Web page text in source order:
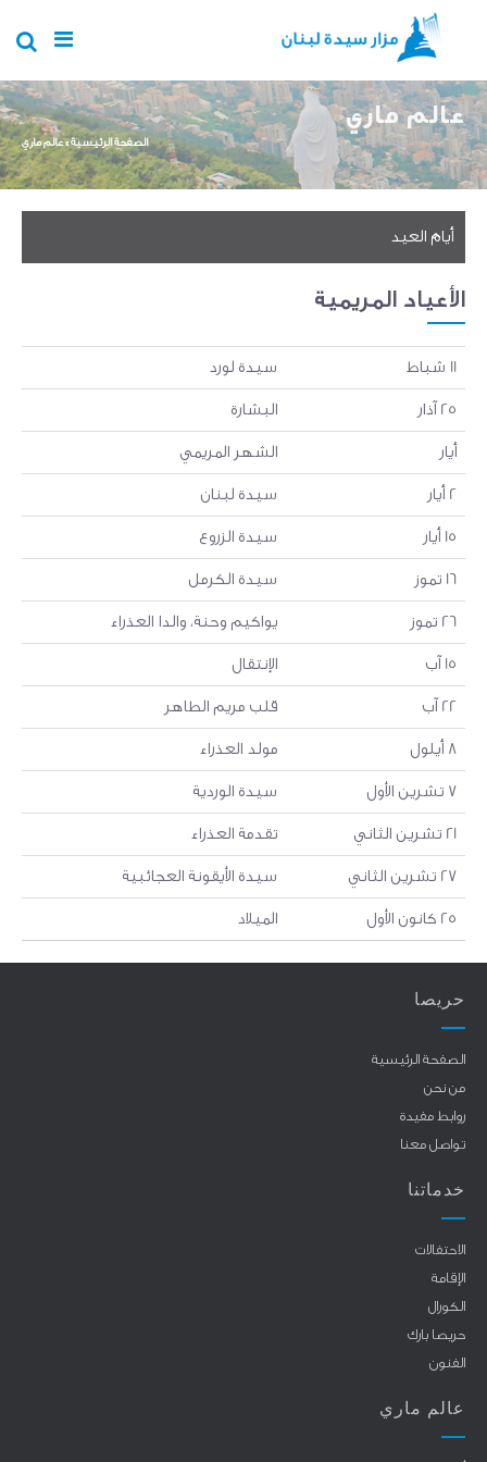
Skip to main content
عالم ماري
You are here الصفحة الرئيسية»عالم ماري
أيام العيد
الأعياد المريمية
11 شباط سيدة لورد
25 آذار البشارة
أيار الشهر المريمي
2 أيار سيدة لبنان
15 أيار سيدة الزروع
16 تموز سيدة الكرمل
26 تموز يواكيم وحنة، والدا العذراء
15 آب الإنتقال
22 آب قلب مريم الطاهر
8 أيلول مولد العذراء
7 تشرين الأول سيدة الوردية
21 تشرين الثاني تقدمة العذراء
27 تشرين الثاني سيدة الأيقونة العجائبية
25 كانون الأول الميلاد
حريصا
الصفحة الرئيسية
من نحن
روابط مفيدة
تواصل معنا
خدماتنا
الاحتفالات
الإقامة
الكورال
حريصا بارك
الفنون
عالم ماري